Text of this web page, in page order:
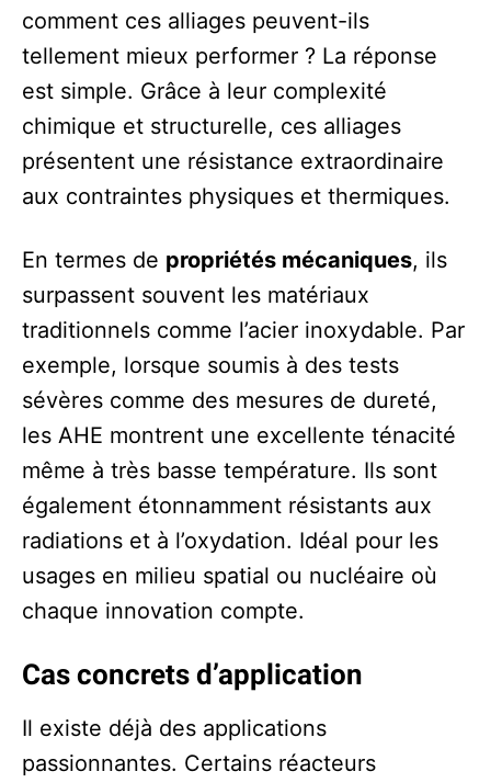
comment ces alliages peuvent-ils
tellement mieux performer ? La réponse
est simple. Grâce à leur complexité
chimique et structurelle, ces alliages
présentent une résistance extraordinaire
aux contraintes physiques et thermiques.
En termes de propriétés mécaniques, ils
surpassent souvent les matériaux
traditionnels comme l’acier inoxydable. Par
exemple, lorsque soumis à des tests
sévères comme des mesures de dureté,
les AHE montrent une excellente ténacité
même à très basse température. Ils sont
également étonnamment résistants aux
radiations et à l’oxydation. Idéal pour les
usages en milieu spatial ou nucléaire où
chaque innovation compte.
Cas concrets d’application
Il existe déjà des applications
passionnantes. Certains réacteurs